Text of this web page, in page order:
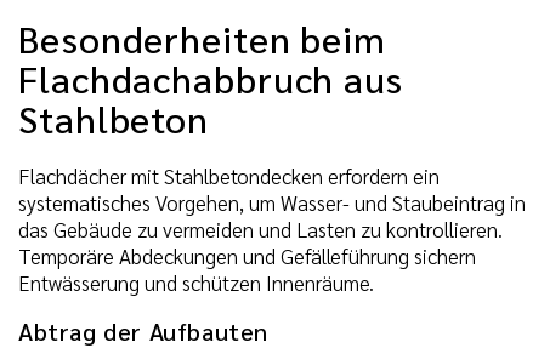
Besonderheiten beim
Flachdachabbruch aus
Stahlbeton
Flachdächer mit Stahlbetondecken erfordern ein
systematisches Vorgehen, um Wasser- und Staubeintrag in
das Gebäude zu vermeiden und Lasten zu kontrollieren.
Temporäre Abdeckungen und Gefälleführung sichern
Entwässerung und schützen Innenräume.
Abtrag der Aufbauten